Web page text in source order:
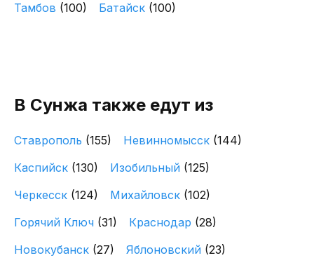
Тамбов (100) Батайск (100)
В Сунжа также едут из
Ставрополь (155) Невинномысск (144)
Каспийск (130) Изобильный (125)
Черкесск (124) Михайловск (102)
Горячий Ключ (31) Краснодар (28)
Новокубанск (27) Яблоновский (23)